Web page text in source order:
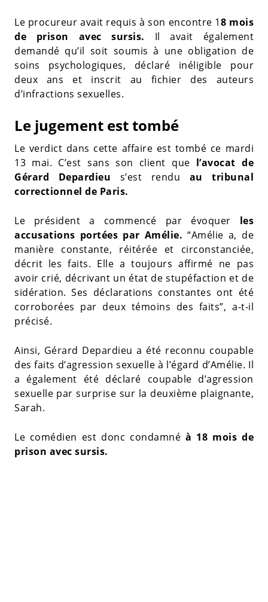
Le procureur avait requis à son encontre 18 mois
de prison avec sursis. Il avait également
demandé qu’il soit soumis à une obligation de
soins psychologiques, déclaré inéligible pour
deux ans et inscrit au fichier des auteurs
d’infractions sexuelles.
Le jugement est tombé
Le verdict dans cette affaire est tombé ce mardi
13 mai. C’est sans son client que l’avocat de
Gérard Depardieu s’est rendu au tribunal
correctionnel de Paris.
Le président a commencé par évoquer les
accusations portées par Amélie. “Amélie a, de
manière constante, réitérée et circonstanciée,
décrit les faits. Elle a toujours affirmé ne pas
avoir crié, décrivant un état de stupéfaction et de
sidération. Ses déclarations constantes ont été
corroborées par deux témoins des faits”, a-t-il
précisé.
Ainsi, Gérard Depardieu a été reconnu coupable
des faits d’agression sexuelle à l’égard d’Amélie. Il
a également été déclaré coupable d’agression
sexuelle par surprise sur la deuxième plaignante,
Sarah.
Le comédien est donc condamné à 18 mois de
prison avec sursis.